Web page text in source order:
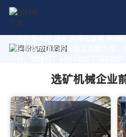
作为专业的 选矿机械企业前 制造
定制高价值的粉体加工系统方案。
选矿机械企业